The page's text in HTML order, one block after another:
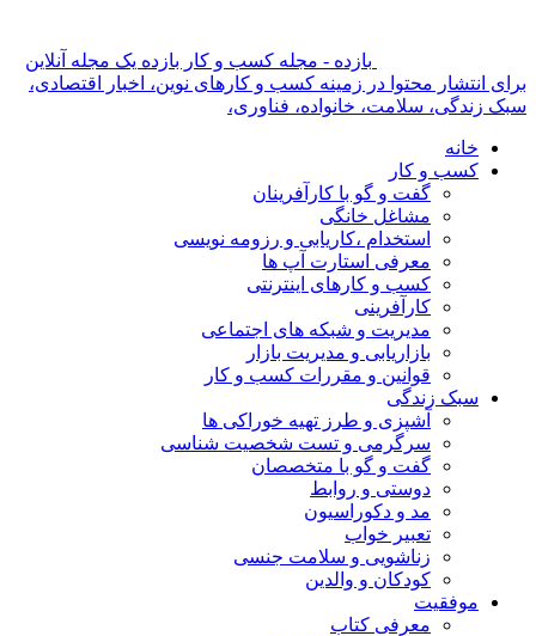
بازده - مجله کسب و کار بازده یک مجله آنلاین
برای انتشار محتوا در زمینه کسب و کارهای نوین، اخبار اقتصادی،
سبک زندگی، سلامت، خانواده، فناوری،
خانه
کسب و کار
گفت و گو با کارآفرینان
مشاغل خانگی
استخدام ،کاریابی و رزومه نویسی
معرفی استارت آپ ها
کسب و کارهای اینترنتی
کارآفرینی
مدیریت و شبکه های اجتماعی
بازاریابی و مدیریت بازار
قوانین و مقررات کسب و کار
سبک زندگی
آشپزی و طرز تهیه خوراکی ها
سرگرمی و تست شخصیت شناسی
گفت و گو با متخصصان
دوستی و روابط
مد و دکوراسیون
تعبیر خواب
زناشویی و سلامت جنسی
کودکان و والدین
موفقیت
معرفی کتاب